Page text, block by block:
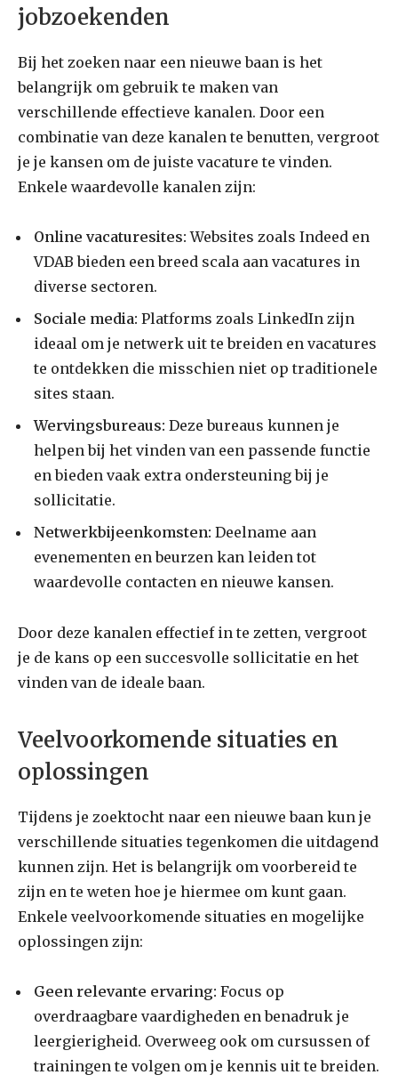
jobzoekenden
Bij het zoeken naar een nieuwe baan is het
belangrijk om gebruik te maken van
verschillende effectieve kanalen. Door een
combinatie van deze kanalen te benutten, vergroot
je je kansen om de juiste vacature te vinden.
Enkele waardevolle kanalen zijn:
Online vacaturesites: Websites zoals Indeed en
VDAB bieden een breed scala aan vacatures in
diverse sectoren.
Sociale media: Platforms zoals LinkedIn zijn
ideaal om je netwerk uit te breiden en vacatures
te ontdekken die misschien niet op traditionele
sites staan.
Wervingsbureaus: Deze bureaus kunnen je
helpen bij het vinden van een passende functie
en bieden vaak extra ondersteuning bij je
sollicitatie.
Netwerkbijeenkomsten: Deelname aan
evenementen en beurzen kan leiden tot
waardevolle contacten en nieuwe kansen.
Door deze kanalen effectief in te zetten, vergroot
je de kans op een succesvolle sollicitatie en het
vinden van de ideale baan.
Veelvoorkomende situaties en
oplossingen
Tijdens je zoektocht naar een nieuwe baan kun je
verschillende situaties tegenkomen die uitdagend
kunnen zijn. Het is belangrijk om voorbereid te
zijn en te weten hoe je hiermee om kunt gaan.
Enkele veelvoorkomende situaties en mogelijke
oplossingen zijn:
Geen relevante ervaring: Focus op
overdraagbare vaardigheden en benadruk je
leergierigheid. Overweeg ook om cursussen of
trainingen te volgen om je kennis uit te breiden.